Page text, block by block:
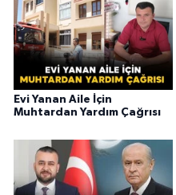
Evi Yanan Aile İçin
Muhtardan Yardım Çağrısı